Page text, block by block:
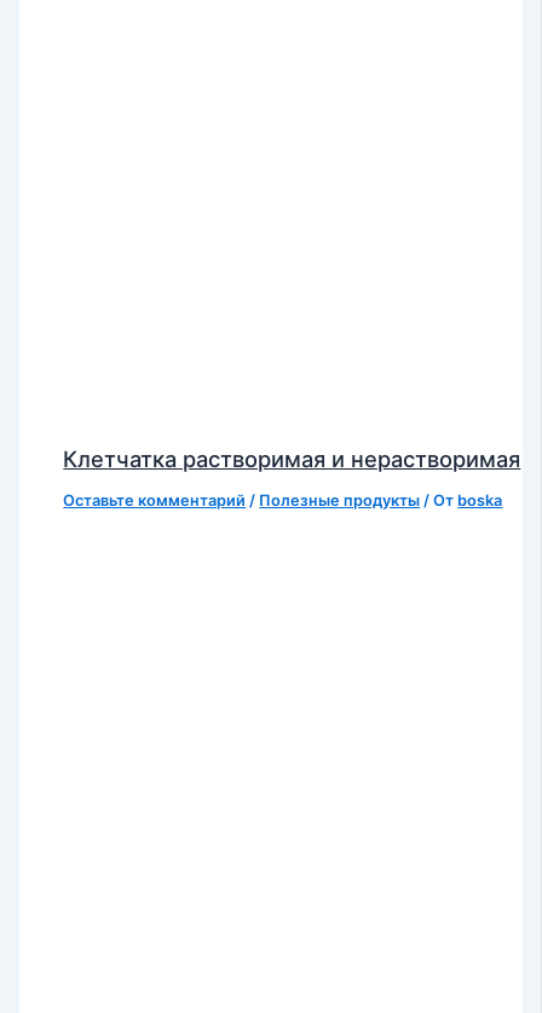
Клетчатка растворимая и нерастворимая
Оставьте комментарий / Полезные продукты / От boska